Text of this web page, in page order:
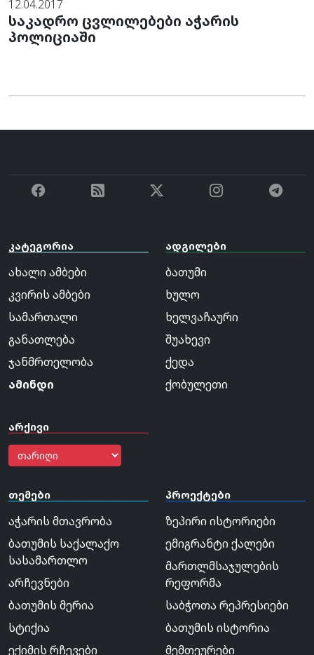
12.04.2017
საკადრო ცვლილებები აჭარის
პოლიციაში
კატეგორია
ახალი ამბები
კვირის ამბები
სამართალი
განათლება
ჯანმრთელობა
ამინდი
არქივი
ადგილები
ბათუმი
ხულო
ხელვაჩაური
შუახევი
ქედა
ქობულეთი
თემები
აჭარის მთავრობა
ბათუმის საქალაქო
სასამართლო
არჩევნები
ბათუმის მერია
სტიქია
ექიმის რჩევები
პროექტები
ზეპირი ისტორიები
ემიგრანტი ქალები
მართლმსაჯულების
რეფორმა
საბჭოთა რეპრესიები
ბათუმის ისტორია
მემთეურები